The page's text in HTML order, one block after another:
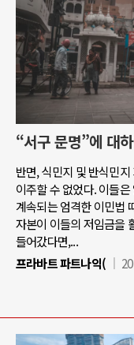
“서구 문명”에 대
반면, 식민지 및 반식민
이주할 수 없었다. 이들
계속되는 엄격한 이민법
자본이 이들의 저임금을
들어갔다면,...
프라바트 파트나익(